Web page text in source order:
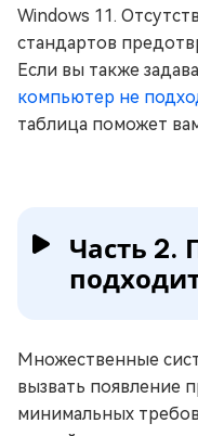
Windows 11.
стандартов
Если вы также
компьютер не
таблица поможет
Часть 2.
Множественные
вызвать появление
минимальных